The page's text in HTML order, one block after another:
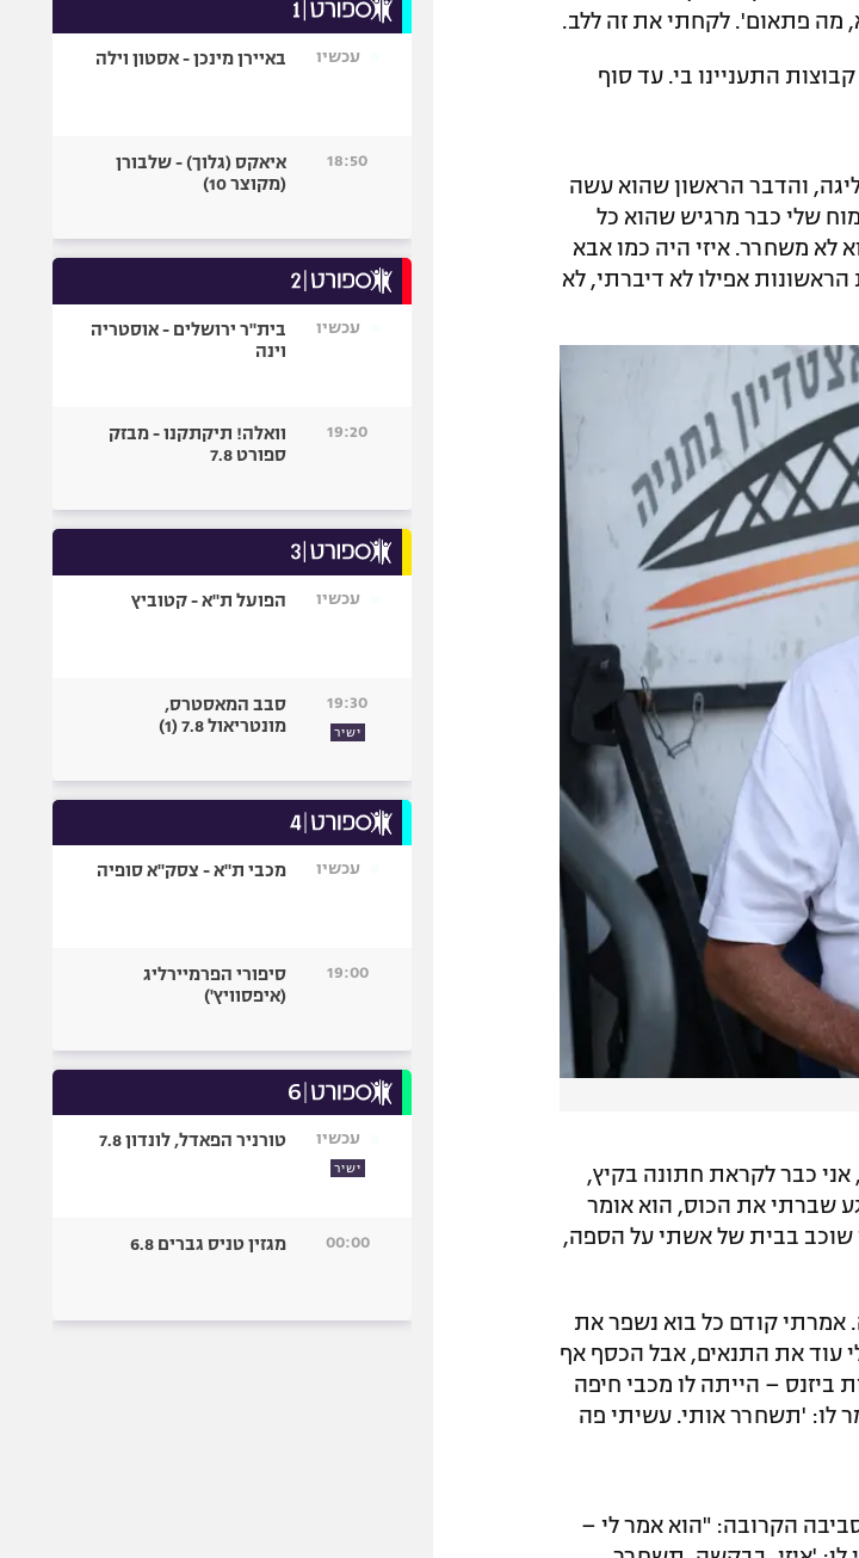
מה פתאום'. לקחתי את זה ללב.
התעניינו בי. עד סוף
והדבר הראשון שהוא עשה
שלי כבר מרגיש שהוא כל
לא משחרר. איזי היה כמו אבא
אפילו לא דיברתי, לא
אני כבר לקראת חתונה בקיץ,
שברתי את הכוס, הוא אומר
שוכב בבית של אשתי על הספה,
אמרתי קודם כל בוא נשפר את
עוד את התנאים, אבל הכסף אף
ביזנס – הייתה לו מכבי חיפה
לו: 'תשחרר אותי. עשיתי פה
הקרובה: "הוא אמר לי –
עכשיו באיירן מינכן - אסטון וילה
18:50
איאקס (גלוך) - שלבורן
(מקוצר 10)
עכשיו
בית"ר ירושלים - אוסטריה
וינה
19:20
וואלה! תיקתקנו - מבזק
ספורט 7.8
עכשיו הפועל ת"א - קטוביץ
19:30
ישיר
סבב המאסטרס,
מונטריאול 7.8 (1)
עכשיו מכבי ת"א - צסק"א סופיה
19:00
סיפורי הפרמיירליג
(איפסוויץ')
עכשיו
ישיר
טורניר הפאדל, לונדון 7.8
00:00 מגזין טניס גברים 6.8